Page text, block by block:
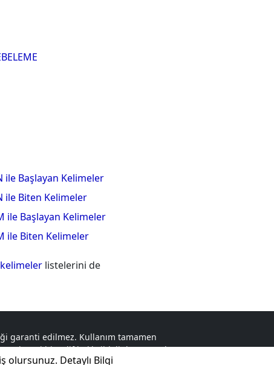
ile Başlayan Kelimeler
ile Biten Kelimeler
ile Başlayan Kelimeler
ile Biten Kelimeler
listelerini de
garanti edilmez. Kullanım tamamen
Herhangi bir telif hakkı ihlali durumunda,
olursunuz. Detaylı Bilgi